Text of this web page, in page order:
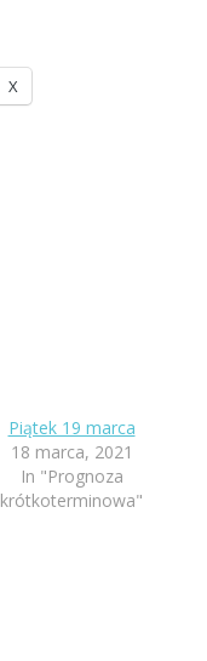
X
Piątek 19 marca
18 marca, 2021
In "Prognoza
krótkoterminowa"